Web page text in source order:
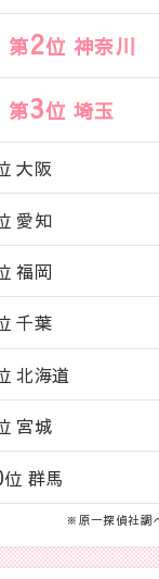
第2位 神奈川
第3位 埼玉
大阪
愛知
福岡
千葉
北海道
宮城
位 群馬
※原一探偵社調